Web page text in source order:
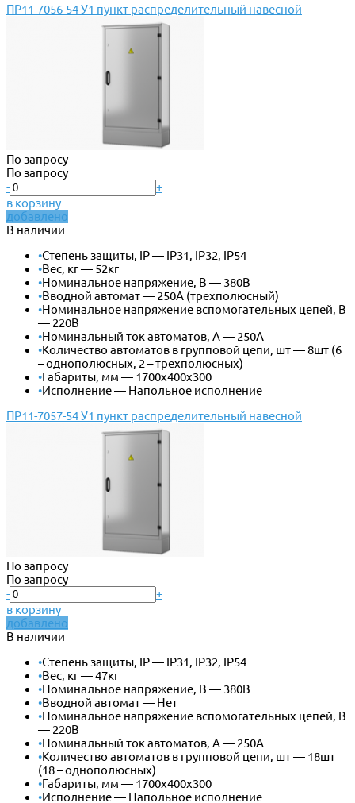
ПР11-7056-54 У1 пункт распределительный навесной
По запросу
По запросу
-
+
в корзину
добавлено
В наличии
•Степень защиты, IP — IP31, IP32, IP54
•Вес, кг — 52кг
•Номинальное напряжение, В — 380В
•Вводной автомат — 250А (трехполюсный)
•Номинальное напряжение вспомогательных цепей, В
— 220В
•Номинальный ток автоматов, А — 250А
•Количество автоматов в групповой цепи, шт — 8шт (6
– однополюсных, 2 – трехполюсных)
•Габариты, мм — 1700х400х300
•Исполнение — Напольное исполнение
ПР11-7057-54 У1 пункт распределительный навесной
По запросу
По запросу
-
+
в корзину
добавлено
В наличии
•Степень защиты, IP — IP31, IP32, IP54
•Вес, кг — 47кг
•Номинальное напряжение, В — 380В
•Вводной автомат — Нет
•Номинальное напряжение вспомогательных цепей, В
— 220В
•Номинальный ток автоматов, А — 250А
•Количество автоматов в групповой цепи, шт — 18шт
(18 – однополюсных)
•Габариты, мм — 1700х400х300
•Исполнение — Напольное исполнение